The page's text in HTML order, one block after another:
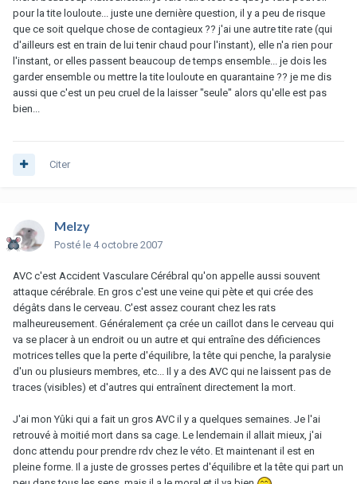
pour la tite louloute... juste une dernière question, il y a peu de risque
que ce soit quelque chose de contagieux ?? j'ai une autre tite rate (qui
d'ailleurs est en train de lui tenir chaud pour l'instant), elle n'a rien pour
l'instant, or elles passent beaucoup de temps ensemble... je dois les
garder ensemble ou mettre la tite louloute en quarantaine ?? je me dis
aussi que c'est un peu cruel de la laisser "seule" alors qu'elle est pas
bien...
Citer
Melzy
Posté le 4 octobre 2007
AVC c'est Accident Vasculare Cérébral qu'on appelle aussi souvent
attaque cérébrale. En gros c'est une veine qui pète et qui crée des
dégâts dans le cerveau. C'est assez courant chez les rats
malheureusement. Généralement ça crée un caillot dans le cerveau qui
va se placer à un endroit ou un autre et qui entraîne des déficiences
motrices telles que la perte d'équilibre, la tête qui penche, la paralysie
d'un ou plusieurs membres, etc... Il y a des AVC qui ne laissent pas de
traces (visibles) et d'autres qui entraînent directement la mort.
J'ai mon Yûki qui a fait un gros AVC il y a quelques semaines. Je l'ai
retrouvé à moitié mort dans sa cage. Le lendemain il allait mieux, j'ai
donc attendu pour prendre rdv chez le véto. Et maintenant il est en
pleine forme. Il a juste de grosses pertes d'équilibre et la tête qui part un